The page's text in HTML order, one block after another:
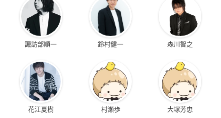
諏訪部順一 鈴村健一 森川智之
花江夏樹 村瀬歩 大塚芳忠